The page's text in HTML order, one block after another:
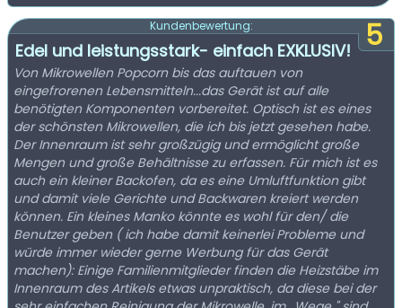
5
Kundenbewertung:
Edel und leistungsstark- einfach EXKLUSIV!
Von Mikrowellen Popcorn bis das auftauen von
eingefrorenen Lebensmitteln...das Gerät ist auf alle
benötigten Komponenten vorbereitet. Optisch ist es eines
der schönsten Mikrowellen, die ich bis jetzt gesehen habe.
Der Innenraum ist sehr großzügig und ermöglicht große
Mengen und große Behältnisse zu erfassen. Für mich ist es
auch ein kleiner Backofen, da es eine Umluftfunktion gibt
und damit viele Gerichte und Backwaren kreiert werden
können. Ein kleines Manko könnte es wohl für den/ die
Benutzer geben ( ich habe damit keinerlei Probleme und
würde immer wieder gerne Werbung für das Gerät
machen): Einige Familienmitglieder finden die Heizstäbe im
Innenraum des Artikels etwas unpraktisch, da diese bei der